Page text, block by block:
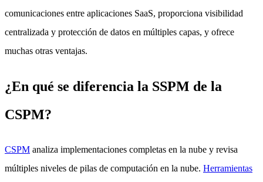
comunicaciones entre aplicaciones SaaS, proporciona visibilidad
centralizada y protección de datos en múltiples capas, y ofrece
muchas otras ventajas.
¿En qué se diferencia la SSPM de la
CSPM?
CSPM analiza implementaciones completas en la nube y revisa
múltiples niveles de pilas de computación en la nube. Herramientas